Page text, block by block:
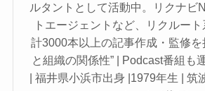
ルタントとして活動中。リクナビ
トエージェントなど、リクルー
計3000本以上の記事作成・監修を
と組織の関係性” | Podcast番組も
| 福井県小浜市出身 |1979年生 | 筑